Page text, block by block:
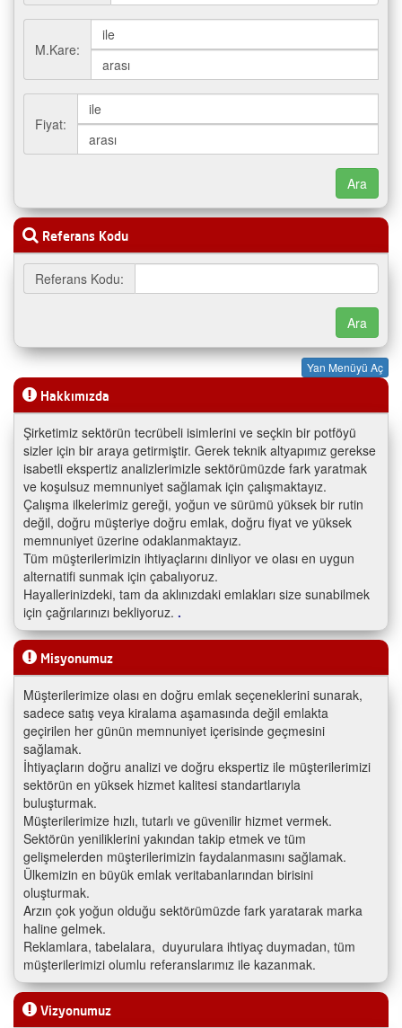
M.Kare:
Fiyat:
Referans Kodu
Referans Kodu:
Yan Menüyü Aç
Hakkımızda
Şirketimiz sektörün tecrübeli isimlerini ve seçkin bir potföyü
sizler için bir araya getirmiştir. Gerek teknik altyapımız gerekse
isabetli ekspertiz analizlerimizle sektörümüzde fark yaratmak
ve koşulsuz memnuniyet sağlamak için çalışmaktayız.
Çalışma ilkelerimiz gereği, yoğun ve sürümü yüksek bir rutin
değil, doğru müşteriye doğru emlak, doğru fiyat ve yüksek
memnuniyet üzerine odaklanmaktayız.
Tüm müşterilerimizin ihtiyaçlarını dinliyor ve olası en uygun
alternatifi sunmak için çabalıyoruz.
Hayallerinizdeki, tam da aklınızdaki emlakları size sunabilmek
için çağrılarınızı bekliyoruz. .
Misyonumuz
Müşterilerimize olası en doğru emlak seçeneklerini sunarak,
sadece satış veya kiralama aşamasında değil emlakta
geçirilen her günün memnuniyet içerisinde geçmesini
sağlamak.
İhtiyaçların doğru analizi ve doğru ekspertiz ile müşterilerimizi
sektörün en yüksek hizmet kalitesi standartlarıyla
buluşturmak.
Müşterilerimize hızlı, tutarlı ve güvenilir hizmet vermek.
Sektörün yeniliklerini yakından takip etmek ve tüm
gelişmelerden müşterilerimizin faydalanmasını sağlamak.
Ülkemizin en büyük emlak veritabanlarından birisini
oluşturmak.
Arzın çok yoğun olduğu sektörümüzde fark yaratarak marka
haline gelmek.
Reklamlara, tabelalara, duyurulara ihtiyaç duymadan, tüm
müşterilerimizi olumlu referanslarımız ile kazanmak.
Vizyonumuz